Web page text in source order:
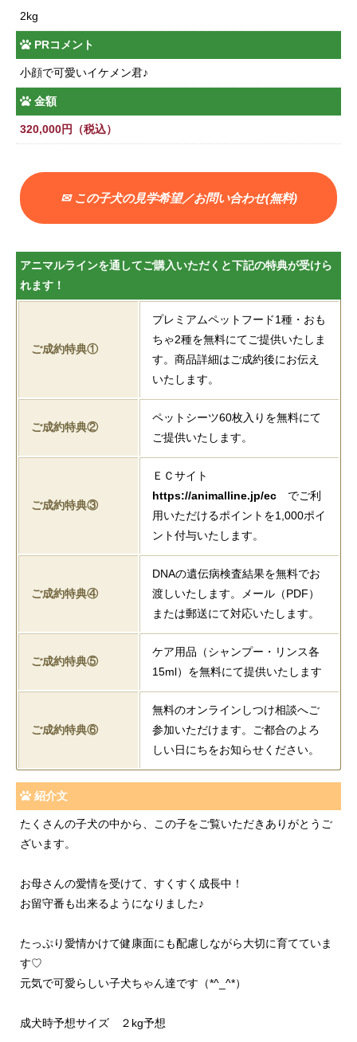
2kg
PRコメント
小顔で可愛いイケメン君♪
金額
320,000円（税込）
✉ この子犬の見学希望／お問い合わせ(無料)
アニマルラインを通してご購入いただくと下記の特典が受けら
れます！
ご成約特典①
プレミアムペットフード1種・おも
ちゃ2種を無料にてご提供いたしま
す。商品詳細はご成約後にお伝え
いたします。
ご成約特典②
ペットシーツ60枚入りを無料にて
ご提供いたします。
ご成約特典③
ＥＣサイト
https://animalline.jp/ec でご利
用いただけるポイントを1,000ポイ
ント付与いたします。
ご成約特典④
DNAの遺伝病検査結果を無料でお
渡しいたします。メール（PDF）
または郵送にて対応いたします。
ご成約特典⑤
ケア用品（シャンプー・リンス各
15ml）を無料にて提供いたします
ご成約特典⑥
無料のオンラインしつけ相談へご
参加いただけます。ご都合のよろ
しい日にちをお知らせください。
紹介文
たくさんの子犬の中から、この子をご覧いただきありがとうご
ざいます。
お母さんの愛情を受けて、すくすく成長中！
お留守番も出来るようになりました♪
たっぷり愛情かけて健康面にも配慮しながら大切に育てていま
す♡
元気で可愛らしい子犬ちゃん達です（*^_^*）
成犬時予想サイズ ２kg予想